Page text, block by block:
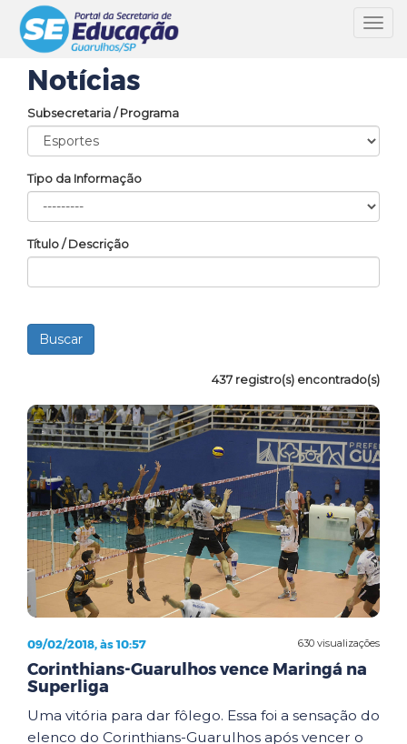
Notícias
Subsecretaria / Programa
Tipo da Informação
Título / Descrição
437 registro(s) encontrado(s)
630 visualizações
09/02/2018, às 10:57
Corinthians-Guarulhos vence Maringá na
Superliga
Uma vitória para dar fôlego. Essa foi a sensação do
elenco do Corinthians-Guarulhos após vencer o